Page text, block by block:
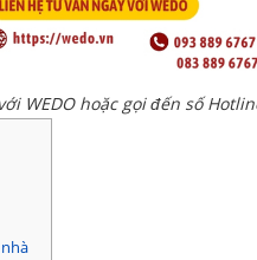
WEDO hoặc gọi đến số